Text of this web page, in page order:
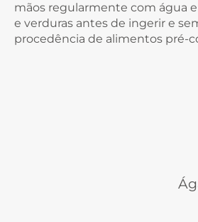
mãos regularmente com água e
e verduras antes de ingerir e
procedência de alimentos pré-